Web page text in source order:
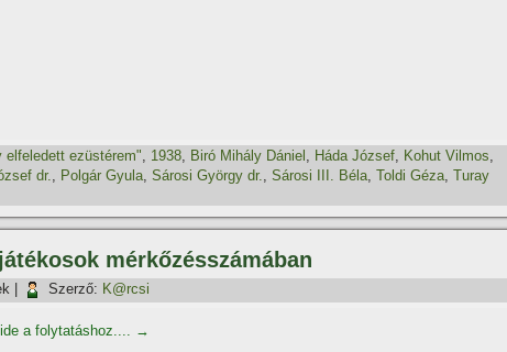
elfeledett ezüstérem", 1938, Biró Mihály Dániel , Háda József, Kohut Vilmos,
dr., Polgár Gyula, Sárosi György dr., Sárosi III. Béla, Toldi Géza, Turay
mérkőzésszámában
Szerző: K@rcsi
a folytatáshoz.... →